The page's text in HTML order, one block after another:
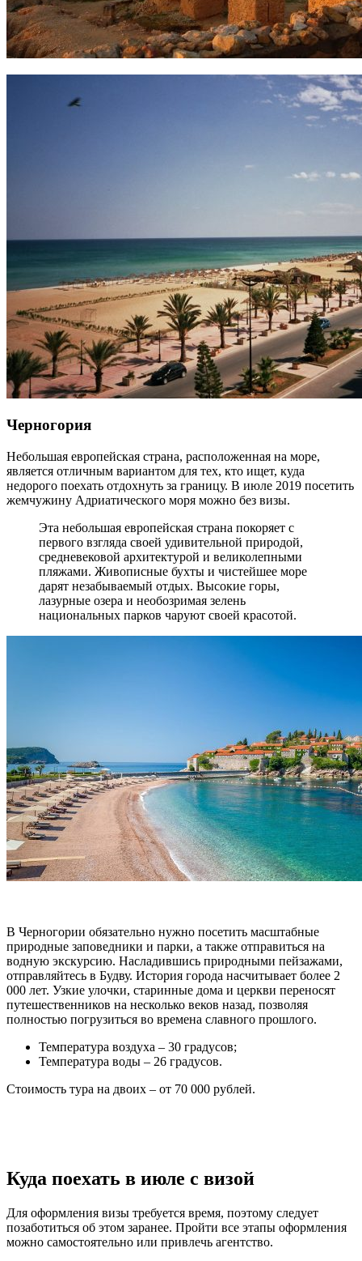
Черногория
Небольшая европейская страна, расположенная на море,
является отличным вариантом для тех, кто ищет, куда
недорого поехать отдохнуть за границу. В июле 2019 посетить
жемчужину Адриатического моря можно без визы.
Эта небольшая европейская страна покоряет с
первого взгляда своей удивительной природой,
средневековой архитектурой и великолепными
пляжами. Живописные бухты и чистейшее море
дарят незабываемый отдых. Высокие горы,
лазурные озера и необозримая зелень
национальных парков чаруют своей красотой.
В Черногории обязательно нужно посетить масштабные
природные заповедники и парки, а также отправиться на
водную экскурсию. Насладившись природными пейзажами,
отправляйтесь в Будву. История города насчитывает более 2
000 лет. Узкие улочки, старинные дома и церкви переносят
путешественников на несколько веков назад, позволяя
полностью погрузиться во времена славного прошлого.
Температура воздуха – 30 градусов;
Температура воды – 26 градусов.
Стоимость тура на двоих – от 70 000 рублей.
Куда поехать в июле с визой
Для оформления визы требуется время, поэтому следует
позаботиться об этом заранее. Пройти все этапы оформления
можно самостоятельно или привлечь агентство.